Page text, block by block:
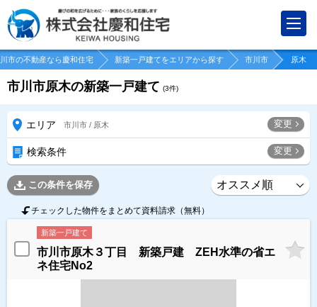
市の不動産なら慶和住宅 新築一戸建てをエリアから探す 市川市 原木
市川市原木の新築一戸建て (3件)
エリア 市川市 / 原木 変更
検索条件 変更
この条件を保存
チェックした物件をまとめて資料請求（無料）
新築一戸建て
市川市原木３丁目 新築戸建 ZEH水準の省エ
ネ住宅No2